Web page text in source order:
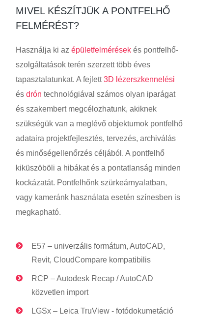
MIVEL KÉSZÍTJÜK A PONTFELHŐ
FELMÉRÉST?
Használja ki azépületfelmérések és pontfelhő-
szolgáltatások terén szerzett több éves
tapasztalatunkat. A fejlett3D lézerszkennelési
ésdrón technológiával számos olyan iparágat
és szakembert megcélozhatunk, akiknek
szükségük van a meglévő objektumok pontfelhő
adataira projektfejlesztés, tervezés, archiválás
és minőségellenőrzés céljából. A pontfelhő
kiküszöböli a hibákat és a pontatlanság minden
kockázatát. Pontfelhőnk szürkeárnyalatban,
vagy kameránk használata esetén színesben is
megkapható.
E57 – univerzális formátum, AutoCAD,
Revit, CloudCompare kompatibilis
RCP – Autodesk Recap / AutoCAD
közvetlen import
LGSx – Leica TruView - fotódokumetáció